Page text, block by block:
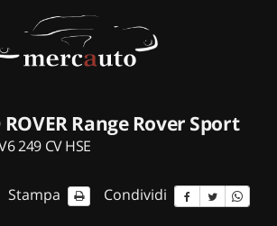
ROVER Range Rover Sport
249 CV HSE
Stampa Condividi